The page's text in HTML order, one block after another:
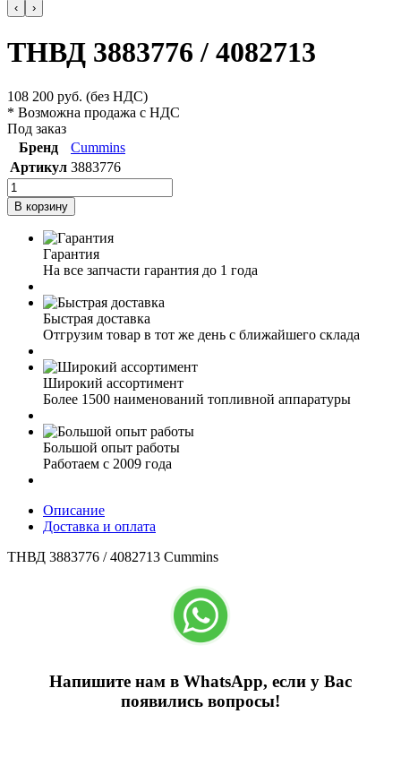
‹ ›
ТНВД 3883776 / 4082713
108 200 руб. (без НДС)
* Возможна продажа с НДС
Под заказ
Бренд
Cummins
Артикул 3883776
В корзину
Гарантия
На все запчасти гарантия до 1 года
Быстрая доставка
Отгрузим товар в тот же день с ближайшего склада
Широкий ассортимент
Более 1500 наименований топливной аппаратуры
Большой опыт работы
Работаем с 2009 года
Описание
Доставка и оплата
ТНВД 3883776 / 4082713 Cummins
Напишите нам в WhatsApp, если у Вас
появились вопросы!